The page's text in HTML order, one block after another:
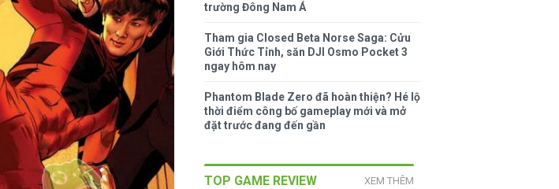
trường Đông Nam Á
Tham gia Closed Beta Norse Saga: Cửu
Giới Thức Tỉnh, săn DJI Osmo Pocket 3
ngay hôm nay
Phantom Blade Zero đã hoàn thiện? Hé lộ
thời điểm công bố gameplay mới và mở
đặt trước đang đến gần
TOP GAME REVIEW XEM THÊM